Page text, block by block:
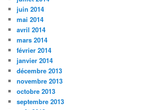
juin 2014
mai 2014
avril 2014
mars 2014
février 2014
janvier 2014
décembre 2013
novembre 2013
octobre 2013
septembre 2013